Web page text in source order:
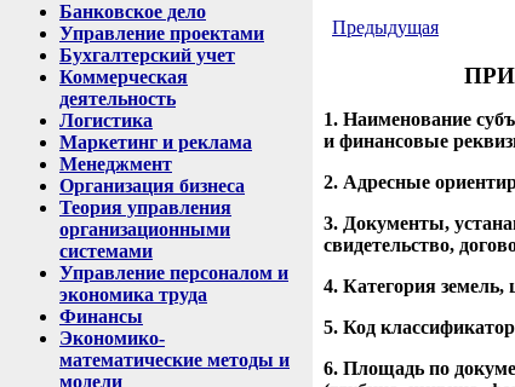
Банковское дело
Управление проектами
Бухгалтерский учет
Коммерческая
деятельность
Логистика
Маркетинг и реклама
Менеджмент
Организация бизнеса
Теория управления
организационными
системами
Управление персоналом и
экономика труда
Финансы
Экономико-
математические методы и
модели
Предыдущая
1. Наименование
и финансовые
2. Адресные
3. Документы,
свидетельство,
4. Категория земель,
5. Код
6. Площадь по